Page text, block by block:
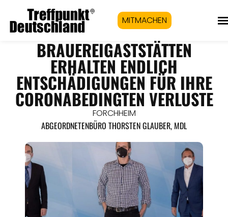
MITMACHEN
BRAUEREIGASTSTÄTTEN
ERHALTEN ENDLICH
ENTSCHÄDIGUNGEN FÜR IHRE
CORONABEDINGTEN VERLUSTE
FORCHHEIM
ABGEORDNETENBÜRO THORSTEN GLAUBER, MDL